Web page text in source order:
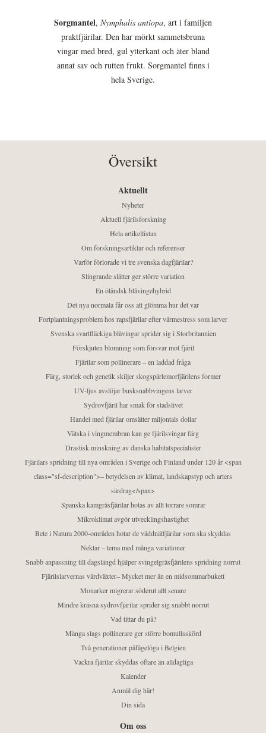
Sorgmantel, Nymphalis antiopa, art i familjen
praktfjärilar. Den har mörkt sammetsbruna
vingar med bred, gul ytterkant och äter bland
annat sav och rutten frukt. Sorgmantel finns i
hela Sverige.
Översikt
Aktuellt
Nyheter
Aktuell fjärilsforskning
Hela artikellistan
Om forskningsartiklar och referenser
Varför förlorade vi tre svenska dagfjärilar?
Slingrande slåtter ger större variation
En öländsk blåvingehybrid
Det nya normala får oss att glömma hur det var
Fortplantningsproblem hos rapsfjärilar efter värmestress som larver
Svenska svartfläckiga blåvingar sprider sig i Storbritannien
Förskjuten blomning som försvar mot fjäril
Fjärilar som pollinerare – en laddad fråga
Färg, storlek och genetik skiljer skogspärlemorfjärilens former
UV-ljus avslöjar busksnabbvingens larver
Sydrovfjäril har smak för stadslivet
Handel med fjärilar omsätter miljontals dollar
Vätska i vingmembran kan ge fjärilsvingar färg
Drastisk minskning av danska habitatspecialister
Fjärilars spridning till nya områden i Sverige och Finland under 120 år <span
class="sf-description">– betydelsen av klimat, landskapstyp och arters
särdrag</span>
Spanska kamgräsfjärilar hotas av allt torrare somrar
Mikroklimat avgör utvecklingshastighet
Bete i Natura 2000-områden hotar de väddnätfjärilar som ska skyddas
Nektar – tema med många variationer
Snabb anpassning till dagslängd hjälper svingelgräsfjärilens spridning norrut
Fjärilslarvernas värdväxter– Mycket mer än en midsommarbukett
Monarker migrerar söderut allt senare
Mindre kräsna sydrovfjärilar sprider sig snabbt norrut
Vad tittar du på?
Många slags pollinerare ger större bomullsskörd
Två generationer påfågelöga i Belgien
Vackra fjärilar skyddas oftare än alldagliga
Kalender
Anmäl dig här!
Din sida
Om oss